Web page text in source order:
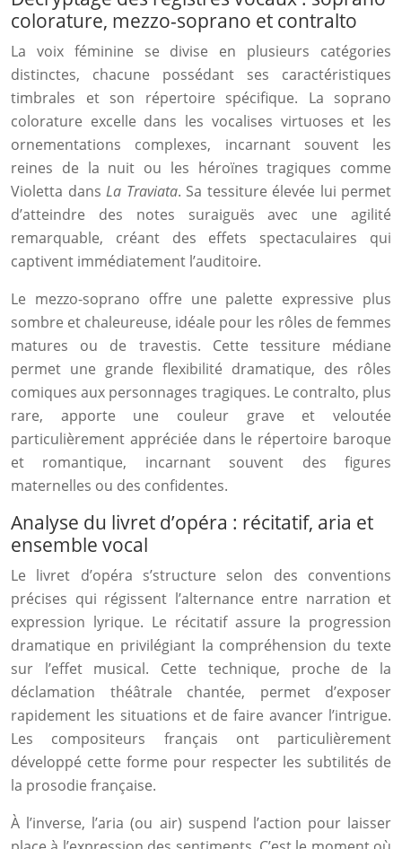
colorature, mezzo-soprano et contralto
La voix féminine se divise en plusieurs catégories
distinctes, chacune possédant ses caractéristiques
timbrales et son répertoire spécifique. La soprano
colorature excelle dans les vocalises virtuoses et les
ornementations complexes, incarnant souvent les
reines de la nuit ou les héroïnes tragiques comme
Violetta dans La Traviata. Sa tessiture élevée lui permet
d’atteindre des notes suraiguës avec une agilité
remarquable, créant des effets spectaculaires qui
captivent immédiatement l’auditoire.
Le mezzo-soprano offre une palette expressive plus
sombre et chaleureuse, idéale pour les rôles de femmes
matures ou de travestis. Cette tessiture médiane
permet une grande flexibilité dramatique, des rôles
comiques aux personnages tragiques. Le contralto, plus
rare, apporte une couleur grave et veloutée
particulièrement appréciée dans le répertoire baroque
et romantique, incarnant souvent des figures
maternelles ou des confidentes.
Analyse du livret d’opéra : récitatif, aria et
ensemble vocal
Le livret d’opéra s’structure selon des conventions
précises qui régissent l’alternance entre narration et
expression lyrique. Le récitatif assure la progression
dramatique en privilégiant la compréhension du texte
sur l’effet musical. Cette technique, proche de la
déclamation théâtrale chantée, permet d’exposer
rapidement les situations et de faire avancer l’intrigue.
Les compositeurs français ont particulièrement
développé cette forme pour respecter les subtilités de
la prosodie française.
À l’inverse, l’aria (ou air) suspend l’action pour laisser